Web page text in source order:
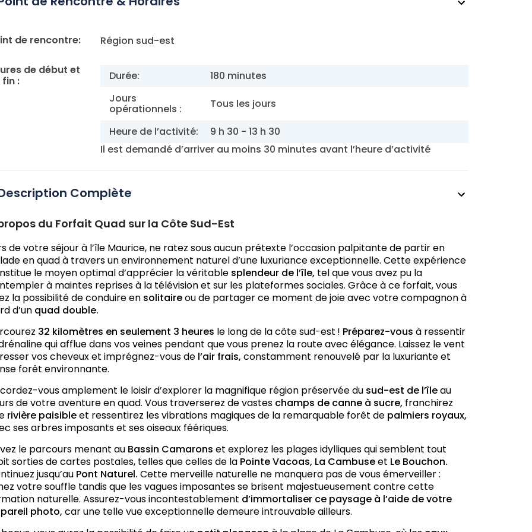
de rencontre: Région sud-est
de début et
fin :
Durée:
180 minutes
Jours
opérationnels : Tous les jours
Heure de l’activité:
9 h 30 - 13 h 30
Il est demandé d’arriver au moins 30 minutes avant l’heure d’activité
Complète
du Forfait Quad sur la Côte Sud-Est
de votre séjour à l’île Maurice, ne ratez sous aucun prétexte l’occasion palpitante de partir en
en quad à travers un environnement naturel d’une luxuriance exceptionnelle. Cette expérience
le moyen optimal d’apprécier la véritable splendeur de l’île, tel que vous avez pu la
à maintes reprises à la télévision et sur les plateformes sociales. Grâce à ce forfait, vous
la possibilité de conduire en solitaireou de partager ce moment de joie avec votre compagnon à
d’un quad double.
32 kilomètres en seulement 3 heures le long de la côte sud-est ! Préparez-vous à ressentir
qui afflue dans vos veines pendant que vous prenez la route avec élégance. Laissez le vent
vos cheveux et imprégnez-vous de l’air frais, constamment renouvelé par la luxuriante et
forêt environnante.
vous amplement le loisir d’explorer la magnifique région préservée du sud-est de l’îleau
de votre aventure en quad. Vous traverserez de vastes champs de canne à sucre, franchirez
rivière paisibleet ressentirez les vibrations magiques de la remarquable forêt de palmiers royaux,
ses arbres imposants et ses oiseaux féériques.
le parcours menant au Bassin Camarons et explorez les plages idylliques qui semblent tout
sorties de cartes postales, telles que celles de la Pointe Vacoas, La Cambuseet Le Bouchon.
jusqu’au Pont Naturel. Cette merveille naturelle ne manquera pas de vous émerveiller :
votre souffle tandis que les vagues imposantes se brisent majestueusement contre cette
naturelle. Assurez-vous incontestablement d’immortaliser ce paysage à l’aide de votre
photo, car une telle vue exceptionnelle demeure introuvable ailleurs.